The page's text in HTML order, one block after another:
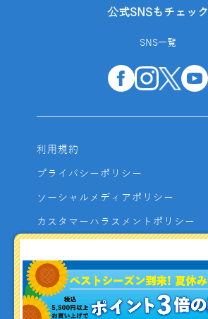
公式SNSもチェック
SNS一覧
利用規約
プライバシーポリシー
ソーシャルメディアポリシー
カスタマーハラスメントポリシー
よくあるご質問
お問い合わせ